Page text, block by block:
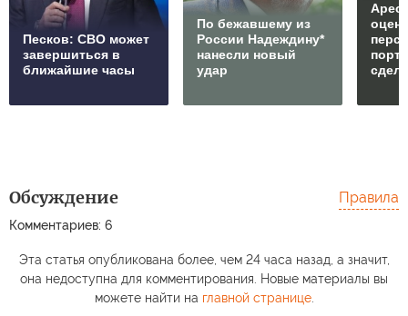
Песков: СВО может
завершиться в
ближайшие часы
По бежавшему из
России Надеждину*
нанесли новый
удар
Обсуждение
Комментариев: 6
Правила
Эта статья опубликована более, чем 24 часа назад, а значит,
она недоступна для комментирования. Новые материалы вы
можете найти на главной странице.